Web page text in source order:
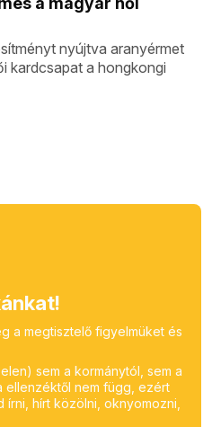
nyújtva aranyérmet
kardcsapat a hongkongi
a megtisztelő figyelmüket és
sem a kormánytól, sem a
ellenzéktől nem függ, ezért
hírt közölni, oknyomozni,